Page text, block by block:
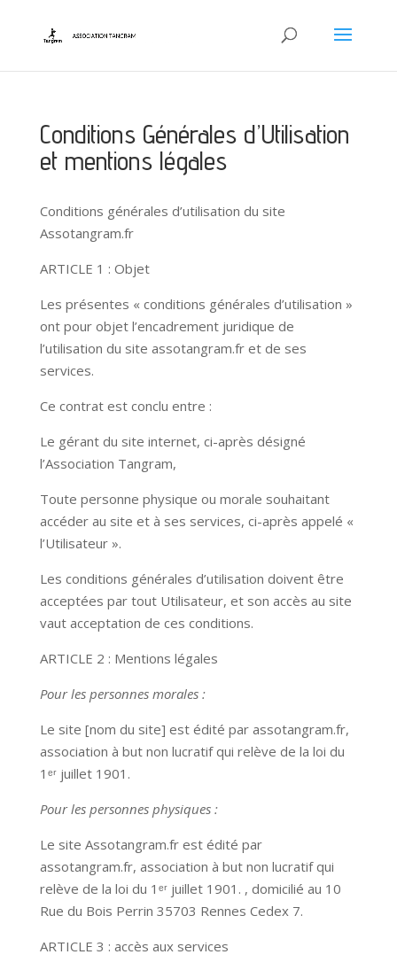
Conditions Générales d’Utilisation
et mentions légales
Conditions générales d’utilisation du site
Assotangram.fr
ARTICLE 1 : Objet
Les présentes « conditions générales d’utilisation »
ont pour objet l’encadrement juridique de
l’utilisation du site assotangram.fr et de ses
services.
Ce contrat est conclu entre :
Le gérant du site internet, ci-après désigné
l’Association Tangram,
Toute personne physique ou morale souhaitant
accéder au site et à ses services, ci-après appelé «
l’Utilisateur ».
Les conditions générales d’utilisation doivent être
acceptées par tout Utilisateur, et son accès au site
vaut acceptation de ces conditions.
ARTICLE 2 : Mentions légales
Pour les personnes morales :
Le site [nom du site] est édité par assotangram.fr,
association à but non lucratif qui relève de la loi du
1ᵉʳ juillet 1901.
Pour les personnes physiques :
Le site Assotangram.fr est édité par
assotangram.fr, association à but non lucratif qui
relève de la loi du 1ᵉʳ juillet 1901. , domicilié au 10
Rue du Bois Perrin 35703 Rennes Cedex 7.
ARTICLE 3 : accès aux services